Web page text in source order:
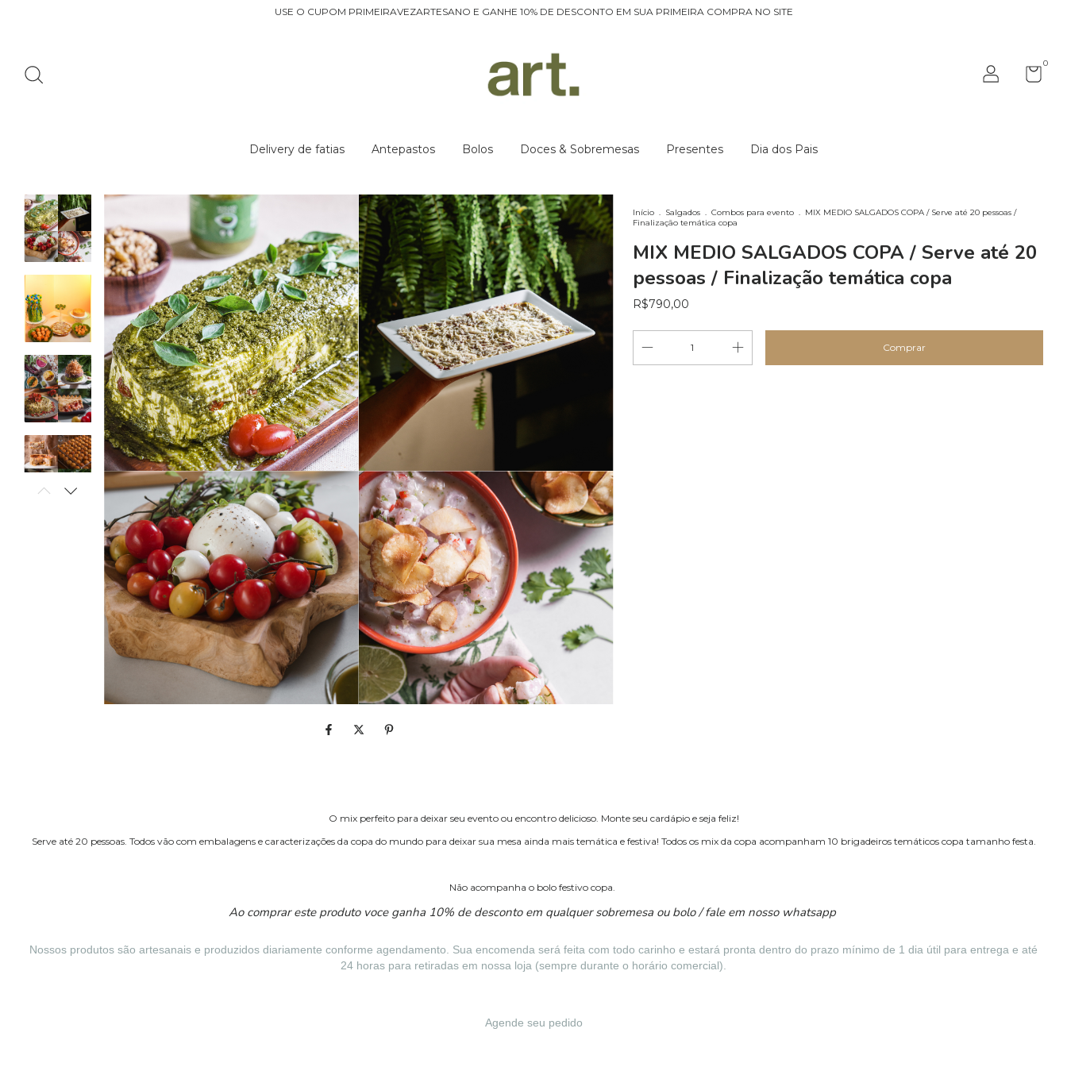
USE O CUPOM PRIMEIRAVEZARTESANO E GANHE 10% DE DESCONTO EM SUA PRIMEIRA COMPRA NO SITE
0
Delivery de fatias Antepastos Bolos Doces & Sobremesas Presentes Dia dos Pais
Início . Salgados . Combos para evento . MIX MEDIO SALGADOS COPA / Serve até 20 pessoas /
Finalização temática copa
MIX MEDIO SALGADOS COPA / Serve até 20
pessoas / Finalização temática copa
R$790,00
O mix perfeito para deixar seu evento ou encontro delicioso. Monte seu cardápio e seja feliz!
Serve até 20 pessoas. Todos vão com embalagens e caracterizações da copa do mundo para deixar sua mesa ainda mais temática e festiva! Todos os mix da copa acompanham 10 brigadeiros temáticos copa tamanho festa.
Não acompanha o bolo festivo copa.
Ao comprar este produto voce ganha 10% de desconto em qualquer sobremesa ou bolo / fale em nosso whatsapp
Nossos produtos são artesanais e produzidos diariamente conforme agendamento. Sua encomenda será feita com todo carinho e estará pronta dentro do prazo mínimo de 1 dia útil para entrega e até
24 horas para retiradas em nossa loja (sempre durante o horário comercial).
Agende seu pedido